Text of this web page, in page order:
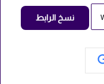
نسخ الرابط